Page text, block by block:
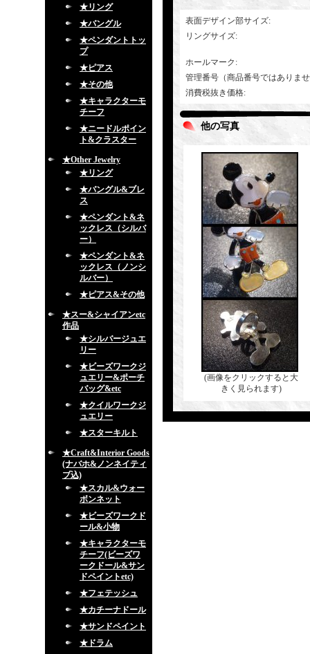
★リング
★バングル
★ペンダントトッ
プ
★ピアス
★その他
★キャラクターモ
チーフ
★ニードルポイン
ト&クラスター
★Other Jewelry
★リング
★バングル&ブレ
ス
★ペンダント&ネ
ックレス（シルバ
ー）
★ペンダント&ネ
ックレス（ノンシ
ルバー）
★ピアス&その他
★スー&シャイアンetc
作品
★シルバージュエ
リー
★ビーズワークジ
ュエリー&ポーチ
バッグ&etc
★クイルワークジ
ュエリー
★スターキルト
★Craft&Interior Goods
(ナバホ&ノンネイティ
ブ込)
★スカル&ウォー
ボンネット
★ビーズワークド
ール&小物
★キャラクターモ
チーフ(ビーズワ
ークドール&サン
ドペイントetc)
★フェテッシュ
★カチーナドール
★サンドペイント
★ドラム
表面デザイン部サイズ:
リングサイズ:
ホールマーク :
管理番号（商品番号ではありま
消費税抜き価格:
他の写真
(画像をクリックすると大
きく見られます)